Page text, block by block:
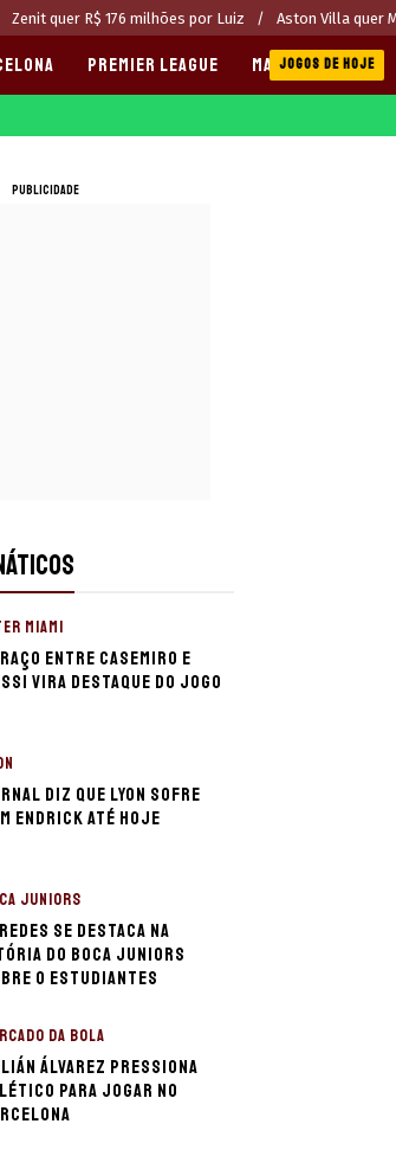
Zenit quer R$ 176 milhões por Luiz Aston Villa quer
PREMIER LEAGUE MANCHESTER CITY
JOGOS DE HOJE
PUBLICIDADE
MIAMI
entre Casemiro e
vira destaque do jogo
diz que Lyon sofre
Endrick até hoje
JUNIORS
se destaca na
do Boca Juniors
o Estudiantes
DA BOLA
Álvarez pressiona
para jogar no